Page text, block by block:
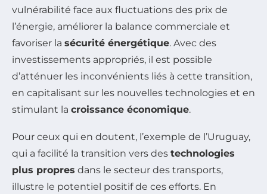
vulnérabilité face aux fluctuations des prix de
l’énergie, améliorer la balance commerciale et
favoriser la sécurité énergétique. Avec des
investissements appropriés, il est possible
d’atténuer les inconvénients liés à cette transition,
en capitalisant sur les nouvelles technologies et en
stimulant la croissance économique.
Pour ceux qui en doutent, l’exemple de l’Uruguay,
qui a facilité la transition vers des technologies
plus propres dans le secteur des transports,
illustre le potentiel positif de ces efforts. En